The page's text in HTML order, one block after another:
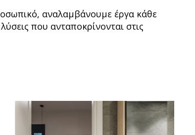
αναλαμβάνουμε έργα κάθε
που ανταποκρίνονται στις